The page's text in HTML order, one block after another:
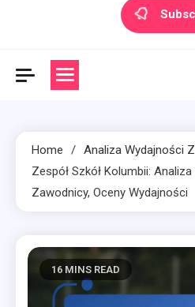
Home
Analiza Wydajności
Zespół Szkół Kolumbii:
Zawodnicy, Oceny Wydajności
16 MINS READ